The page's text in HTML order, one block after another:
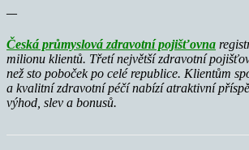
—
Česká průmyslová zdravotní pojišťovna
milionu klientů. Třetí největší zdravotní
než sto poboček po celé republice. Klientům
a kvalitní zdravotní péčí nabízí atraktivní
výhod, slev a bonusů.